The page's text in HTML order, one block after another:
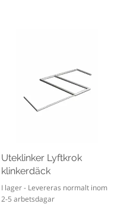
Uteklinker Lyftkrok
klinkerdäck
I lager - Levereras normalt inom
2-5 arbetsdagar